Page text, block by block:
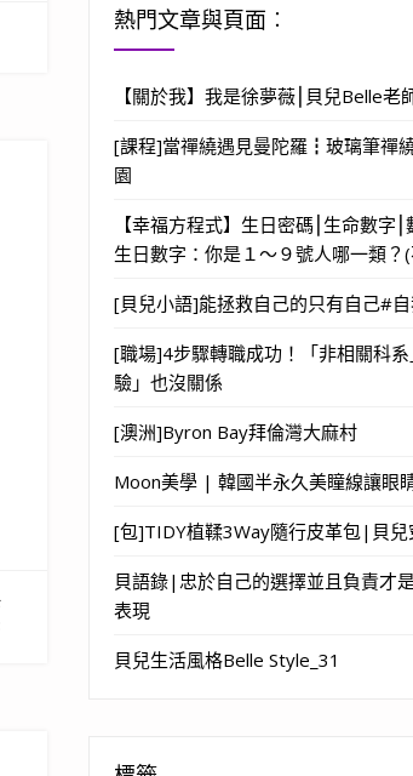
熱門文章與頁面︰
【關於我】我是徐夢薇⎮貝兒Belle老
[課程]當禪繞遇見曼陀羅┇玻璃筆禪
園
【幸福方程式】生日密碼⎮生命數字⎮
生日數字：你是１～９號人哪一類？
[貝兒小語]能拯救自己的只有自己#
[職場]4步驟轉職成功！「非相關科
驗」也沒關係
[澳洲]Byron Bay拜倫灣大麻村
Moon美學 | 韓國半永久美瞳線讓眼
[包]TIDY植鞣3Way隨行皮革包|貝兒
貝語錄|忠於自己的選擇並且負責才
表現
貝兒生活風格Belle Style_31